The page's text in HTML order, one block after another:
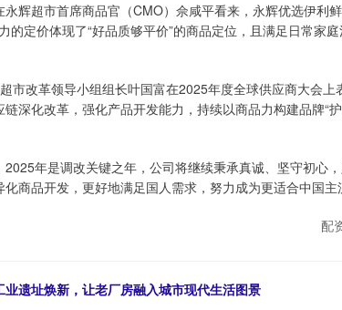
辉超市首席商品官（CMO）佘咸平看来，永辉优选伊利
的定价体现了“好品质够平价”的商品定位，且满足日常家
改革领导小组组长叶国富在2025年度全球供应商大会上
深化改革，强化产品开发能力，持续以商品力构建品牌“
年是调改关键之年，公司将继续秉承真诚、坚守初心
商品开发，更好地满足国人需求，努力成为更适合中国主
配
业遗址焕新，让老厂房融入城市现代生活图景